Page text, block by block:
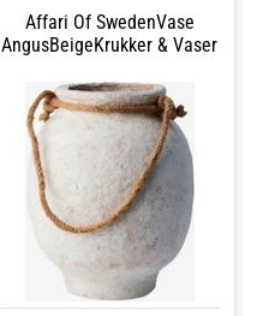
objekt. Perfekt for å skape en følelse
av harmoni og uanstrengt eleganse i
hjemmet ditt.
Affari Of SwedenVase
AngusBeigeKrukker & Vaser